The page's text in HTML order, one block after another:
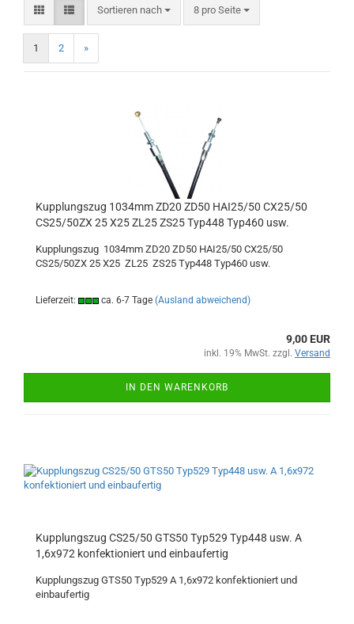
Sortieren nach
Sortieren nach 8 pro Seite
pro Seite
1 2 »
Kupplungszug 1034mm ZD20 ZD50 HAI25/50 CX25/50
CS25/50ZX 25 X25 ZL25 ZS25 Typ448 Typ460 usw.
Kupplungszug 1034mm ZD20 ZD50 HAI25/50 CX25/50
CS25/50ZX 25 X25 ZL25 ZS25 Typ448 Typ460 usw.
Lieferzeit: ca. 6-7 Tage (Ausland abweichend)
9,00 EUR
inkl. 19% MwSt. zzgl. Versand
IN DEN WARENKORB
Kupplungszug CS25/50 GTS50 Typ529 Typ448 usw. A
1,6x972 konfektioniert und einbaufertig
Kupplungszug GTS50 Typ529 A 1,6x972 konfektioniert und
einbaufertig